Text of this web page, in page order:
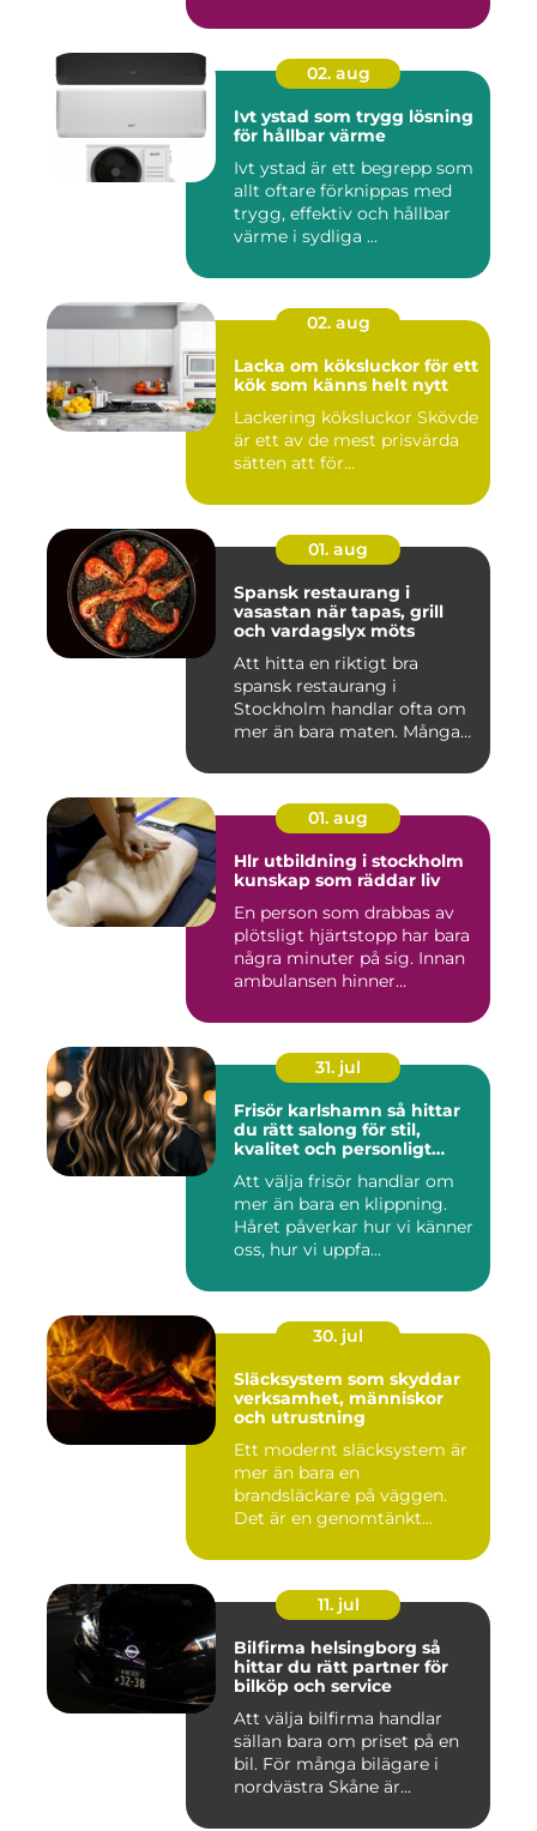
02. aug
Ivt ystad som trygg lösning
för hållbar värme
Ivt ystad är ett begrepp som
allt oftare förknippas med
trygg, effektiv och hållbar
värme i sydliga ...
02. aug
Lacka om köksluckor för ett
kök som känns helt nytt
Lackering köksluckor Skövde
är ett av de mest prisvärda
sätten att för...
01. aug
Spansk restaurang i
vasastan när tapas, grill
och vardagslyx möts
Att hitta en riktigt bra
spansk restaurang i
Stockholm handlar ofta om
mer än bara maten. Många
01. aug
Hlr utbildning i stockholm
kunskap som räddar liv
En person som drabbas av
plötsligt hjärtstopp har bara
några minuter på sig. Innan
ambulansen hinner...
31. jul
Frisör karlshamn så hittar
du rätt salong för stil,
kvalitet och personligt
Att välja frisör handlar om
mer än bara en klippning.
Håret påverkar hur vi känner
oss, hur vi uppfa...
30. jul
Släcksystem som skyddar
verksamhet, människor
och utrustning
Ett modernt släcksystem är
mer än bara en
brandsläckare på väggen.
Det är en genomtänkt
11. jul
Bilfirma helsingborg så
hittar du rätt partner för
bilköp och service
Att välja bilfirma handlar
sällan bara om priset på en
bil. För många bilägare i
nordvästra Skåne är...